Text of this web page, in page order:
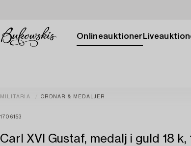
Onlineauktioner
MILITARIA ORDNAR & MEDALJER
1706153
Carl XVI Gustaf, medalj i guld 18 k,